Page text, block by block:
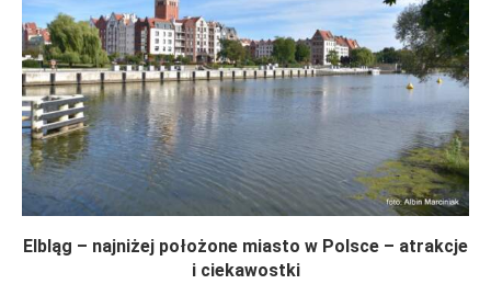
Elbląg – najniżej położone miasto w Polsce – atrakcje
i ciekawostki